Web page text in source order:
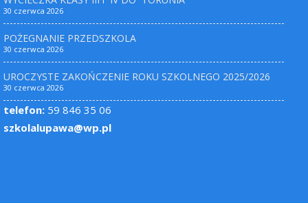
30 czerwca 2026
POŻEGNANIE PRZEDSZKOLA
30 czerwca 2026
UROCZYSTE ZAKOŃCZENIE ROKU SZKOLNEGO 2025/2026
30 czerwca 2026
telefon: 59 846 35 06
szkolalupawa@wp.pl